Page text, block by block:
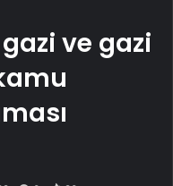
ve gazi